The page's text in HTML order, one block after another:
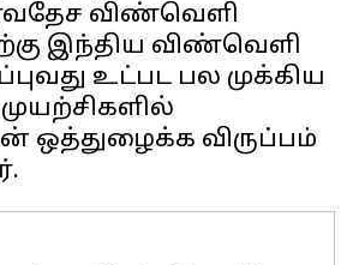
விண்வெளி
இந்திய விண்வெளி
உட்பட பல முக்கிய
ஒத்துழைக்க விருப்பம்